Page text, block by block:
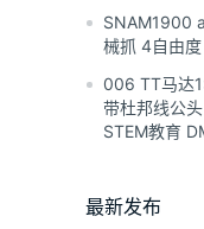
SNAM1900
械抓 4自由
006 TT马达
带杜邦线公
STEM教育
最新发布